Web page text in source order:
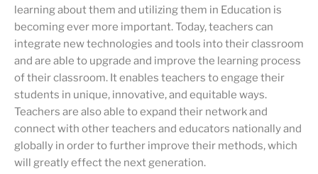
learning about them and utilizing them in Education is
becoming ever more important. Today, teachers can
integrate new technologies and tools into their classroom
and are able to upgrade and improve the learning process
of their classroom. It enables teachers to engage their
students in unique, innovative, and equitable ways.
Teachers are also able to expand their network and
connect with other teachers and educators nationally and
globally in order to further improve their methods, which
will greatly effect the next generation.